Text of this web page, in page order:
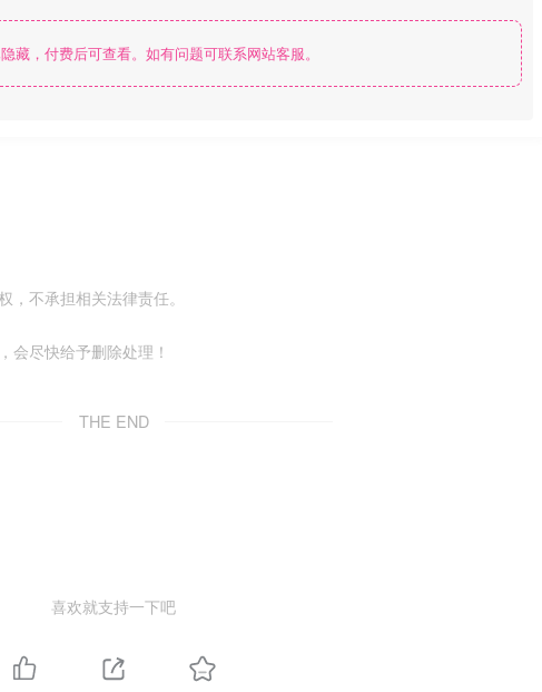
藏，付费后可查看。如有问题可联系网站客服。
不承担相关法律责任。
会尽快给予删除处理！
THE END
喜欢就支持一下吧